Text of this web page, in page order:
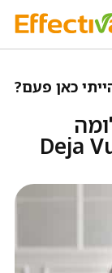
כאן פעם?